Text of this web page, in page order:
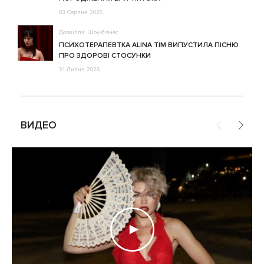
03 Серпня 2026
Дозвілля Шоу-бізнес
ПСИХОТЕРАПЕВТКА ALINA TIM ВИПУСТИЛА ПІСНЮ
ПРО ЗДОРОВІ СТОСУНКИ
31 Липня 2026
ВИДЕО